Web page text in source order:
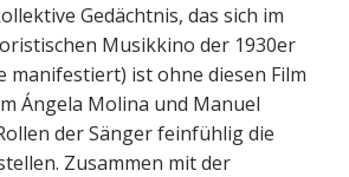
Gedächtnis, das sich im
Musikkino der 1930er
manifestiert) ist ohne diesen Film
Ángela Molina und Manuel
der Sänger feinfühlig die
Zusammen mit der